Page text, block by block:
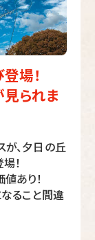
場！
られま
が、夕日の丘
！
あり！
なること間違